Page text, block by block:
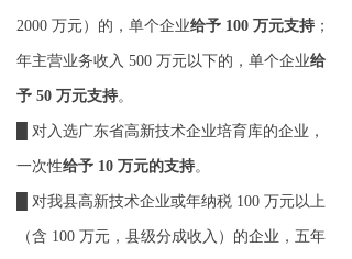
2000 万元）的，单个企业给予 100 万元支持 ；
年主营业务收入 500 万元以下的，单个企业给
予 50 万元支持。
█ 对入选广东省高新技术企业培育库的企业，
一次性给予 10 万元的支持。
█ 对我县高新技术企业或年纳税 100 万元以上
（含 100 万元，县级分成收入）的企业，五年